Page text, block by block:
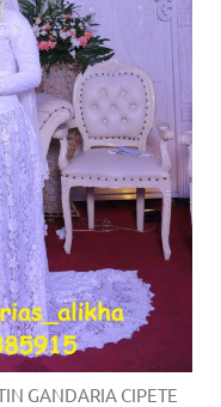
GANDARIA CIPETE